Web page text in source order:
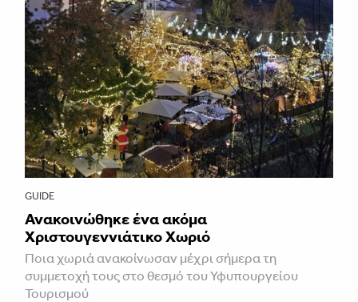
GUIDE
Ανακοινώθηκε ένα ακόμα
Χριστουγεννιάτικο Χωριό
Ποια χωριά ανακοίνωσαν μέχρι σήμερα τη
συμμετοχή τους στο θεσμό του Υφυπουργείου
Τουρισμού